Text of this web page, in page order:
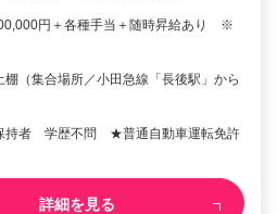
円＋各種手当＋随時昇給あり ※
（集合場所／小田急線「長後駅」から
持者 学歴不問 ★普通自動車運転免許
詳細を見る